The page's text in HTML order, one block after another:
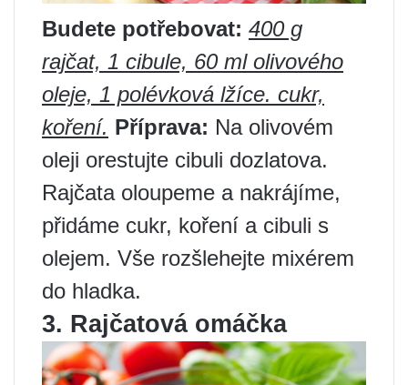
Budete potřebovat: 400 g
rajčat, 1 cibule, 60 ml olivového
oleje, 1 polévková lžíce. cukr,
koření. Příprava: Na olivovém
oleji orestujte cibuli dozlatova.
Rajčata oloupeme a nakrájíme,
přidáme cukr, koření a cibuli s
olejem. Vše rozšlehejte mixérem
do hladka.
3. Rajčatová omáčka